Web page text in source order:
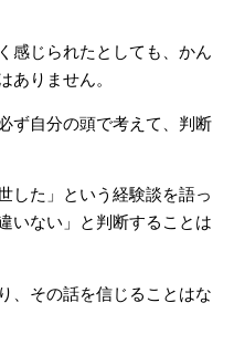
感じられたとしても、かん
ありません。
ず自分の頭で考えて、判断
した」という経験談を語っ
いない」と判断することは
、その話を信じることはな